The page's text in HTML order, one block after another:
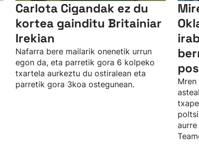
Carlota Cigandak ez du
kortea gainditu Britainiar
Irekian
Nafarra bere mailarik onenetik urrun
egon da, eta parretik gora 6 kolpeko
txartela aurkeztu du ostiralean eta
parretik gora 3koa ostegunean.